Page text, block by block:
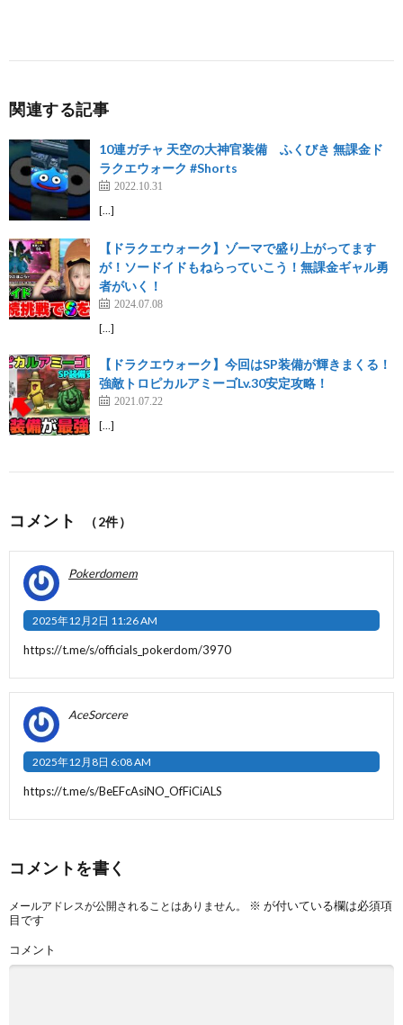
関連する記事
10連ガチャ 天空の大神官装備 ふくびき 無課金ド
ラクエウォーク #Shorts
2022.10.31
[…]
【ドラクエウォーク】ゾーマで盛り上がってます
が！ソードイドもねらっていこう！無課金ギャル勇
者がいく！
2024.07.08
[…]
【ドラクエウォーク】今回はSP装備が輝きまくる！
強敵トロピカルアミーゴLv.30安定攻略！
2021.07.22
[…]
コメント （2件）
Pokerdomem
2025年12月2日 11:26 AM
https://t.me/s/officials_pokerdom/3970
AceSorcere
2025年12月8日 6:08 AM
https://t.me/s/BeEFcAsiNO_OfFiCiALS
コメントを書く
メールアドレスが公開されることはありません。 ※ が付いている欄は必須項
目です
コメント